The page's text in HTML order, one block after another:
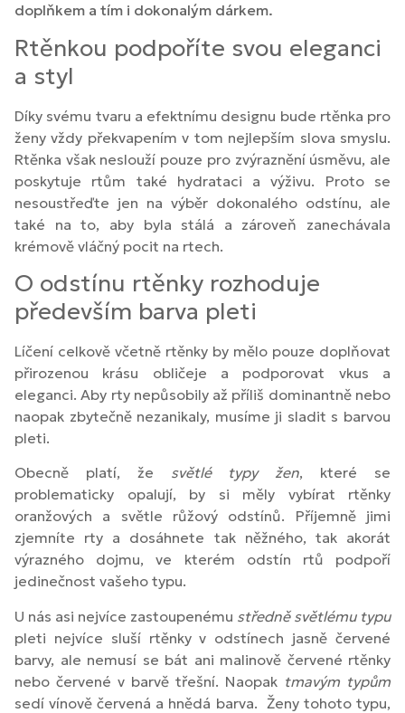
doplňkem a tím i dokonalým dárkem.
Rtěnkou podpoříte svou eleganci
a styl
Díky svému tvaru a efektnímu designu bude rtěnka pro
ženy vždy překvapením v tom nejlepším slova smyslu.
Rtěnka však neslouží pouze pro zvýraznění úsměvu, ale
poskytuje rtům také hydrataci a výživu. Proto se
nesoustřeďte jen na výběr dokonalého odstínu, ale
také na to, aby byla stálá a zároveň zanechávala
krémově vláčný pocit na rtech.
O odstínu rtěnky rozhoduje
především barva pleti
Líčení celkově včetně rtěnky by mělo pouze doplňovat
přirozenou krásu obličeje a podporovat vkus a
eleganci. Aby rty nepůsobily až příliš dominantně nebo
naopak zbytečně nezanikaly, musíme ji sladit s barvou
pleti.
Obecně platí, že světlé typy žen, které se
problematicky opalují, by si měly vybírat rtěnky
oranžových a světle růžový odstínů. Příjemně jimi
zjemníte rty a dosáhnete tak něžného, tak akorát
výrazného dojmu, ve kterém odstín rtů podpoří
jedinečnost vašeho typu.
U nás asi nejvíce zastoupenému středně světlému typu
pleti nejvíce sluší rtěnky v odstínech jasně červené
barvy, ale nemusí se bát ani malinově červené rtěnky
nebo červené v barvě třešní. Naopak tmavým typům
sedí vínově červená a hnědá barva. Ženy tohoto typu,